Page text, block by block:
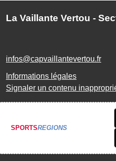
La Vaillante Vertou -
infos@capvaillantevertou.fr
Informations légales
Signaler un contenu
SPORTSREGIONS